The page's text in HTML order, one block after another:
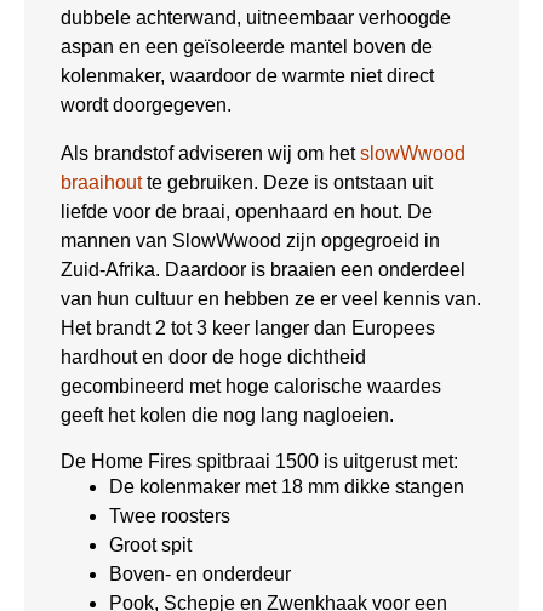
dubbele achterwand, uitneembaar verhoogde
aspan en een geïsoleerde mantel boven de
kolenmaker, waardoor de warmte niet direct
wordt doorgegeven.
Als brandstof adviseren wij om hetslowWwood
braaihoutte gebruiken. Deze is ontstaan uit
liefde voor de braai, openhaard en hout. De
mannen van SlowWwood zijn opgegroeid in
Zuid-Afrika. Daardoor is braaien een onderdeel
van hun cultuur en hebben ze er veel kennis van.
Het brandt 2 tot 3 keer langer dan Europees
hardhout en door de hoge dichtheid
gecombineerd met hoge calorische waardes
geeft het kolen die nog lang nagloeien.
De Home Fires spitbraai 1500 is uitgerust met:
De kolenmaker met 18 mm dikke stangen
Twee roosters
Groot spit
Boven- en onderdeur
Pook, Schepje en Zwenkhaak voor een